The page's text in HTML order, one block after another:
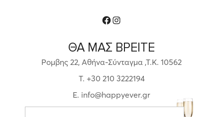
ΘΑ ΜΑΣ ΒΡΕΙΤΕ
Ρομβης 22, Αθήνα-Σύνταγμα ,Τ.Κ. 10562
T. +30 210 3222194
E. info@happyever.gr
Facebook
Instagram